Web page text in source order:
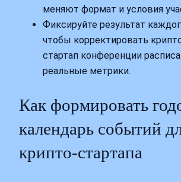
меняют формат и условия
Фиксируйте результат
чтобы корректировать
стартап конференции
реальные метрики.
Как формировать
календарь событий
крипто-стартапа